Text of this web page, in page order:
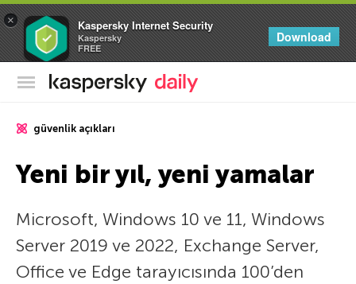
× Kaspersky Internet Security
Kaspersky
FREE
Download
Kaspersky Resmi Blogu
güvenlik açıkları
Yeni bir yıl, yeni yamalar
Microsoft, Windows 10 ve 11, Windows
Server 2019 ve 2022, Exchange Server,
Office ve Edge tarayıcısında 100’den